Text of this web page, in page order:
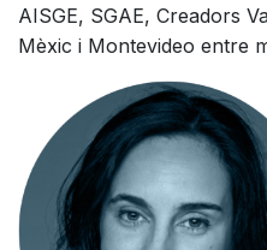
AISGE, SGAE, Creadors
Mèxic i Montevideo entre